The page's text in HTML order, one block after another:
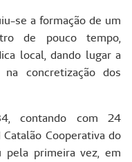
se a formação de um
de pouco tempo,
local, dando lugar a
concretização dos
contando com 24
Cooperativa do
pela primeira vez, em